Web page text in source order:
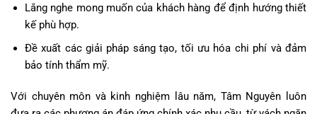
Lắng nghe mong muốn của khách hàng để định hướng thiết
kế phù hợp.
Đề xuất các giải pháp sáng tạo, tối ưu hóa chi phí và đảm
bảo tính thẩm mỹ.
Với chuyên môn và kinh nghiệm lâu năm, Tâm Nguyên luôn